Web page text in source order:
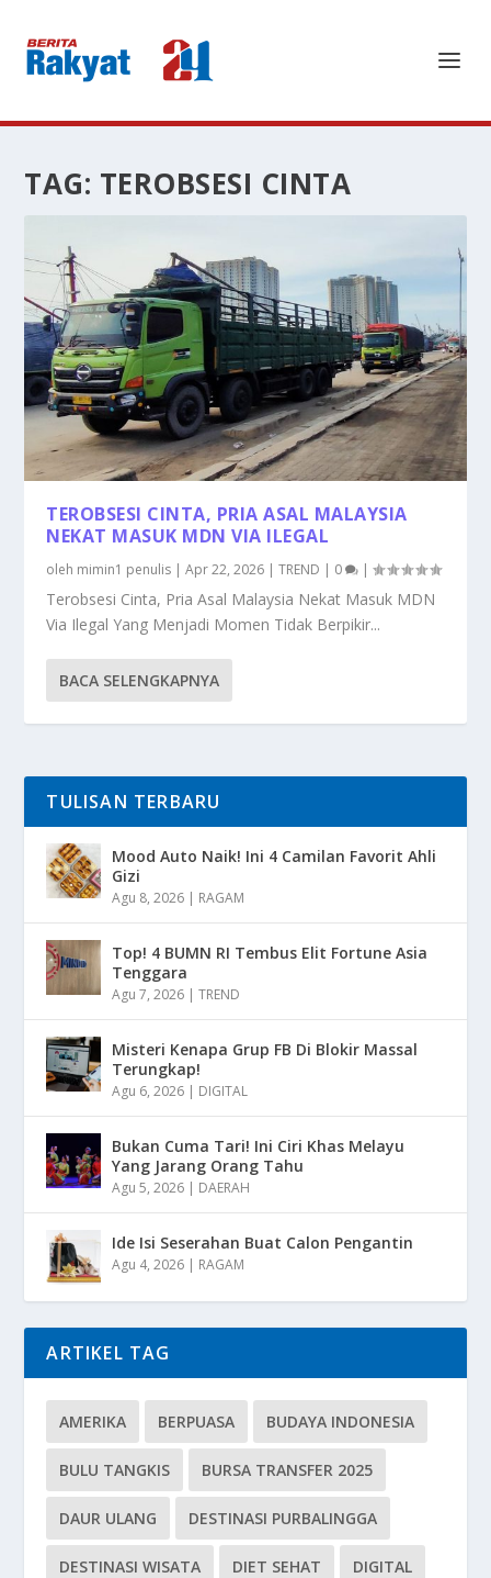
TAG: TEROBSESI CINTA
TEROBSESI CINTA, PRIA ASAL MALAYSIA
NEKAT MASUK MDN VIA ILEGAL
oleh mimin1 penulis |Apr 22, 2026 |TREND | 0 |
Terobsesi Cinta, Pria Asal Malaysia Nekat Masuk MDN
Via Ilegal Yang Menjadi Momen Tidak Berpikir...
BACA SELENGKAPNYA
TULISAN TERBARU
Mood Auto Naik! Ini 4 Camilan Favorit Ahli
Gizi
Agu 8, 2026 | RAGAM
Top! 4 BUMN RI Tembus Elit Fortune Asia
Tenggara
Agu 7, 2026 |TREND
Misteri Kenapa Grup FB Di Blokir Massal
Terungkap!
Agu 6, 2026 | DIGITAL
Bukan Cuma Tari! Ini Ciri Khas Melayu
Yang Jarang Orang Tahu
Agu 5, 2026 | DAERAH
Ide Isi Seserahan Buat Calon Pengantin
Agu 4, 2026 | RAGAM
ARTIKEL TAG
AMERIKA BERPUASA BUDAYA INDONESIA
BULU TANGKIS BURSA TRANSFER 2025
DAUR ULANG DESTINASI PURBALINGGA
DESTINASI WISATA DIET SEHAT DIGITAL